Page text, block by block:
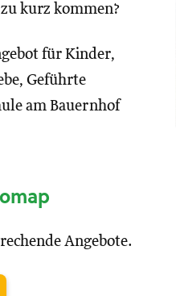
kurz kommen?
für Kinder,
Geführte
am Bauernhof
Angebote.